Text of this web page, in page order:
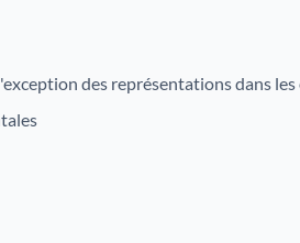
des représentations dans